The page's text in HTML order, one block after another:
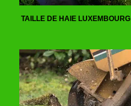
TAILLE DE HAIE LUXEMBOURG